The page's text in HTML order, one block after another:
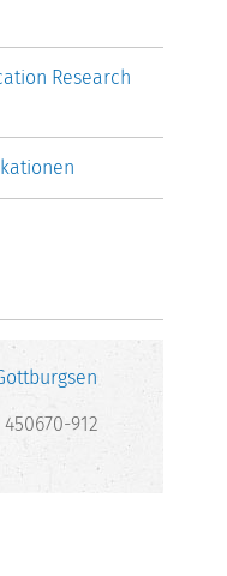
Research
450670-912